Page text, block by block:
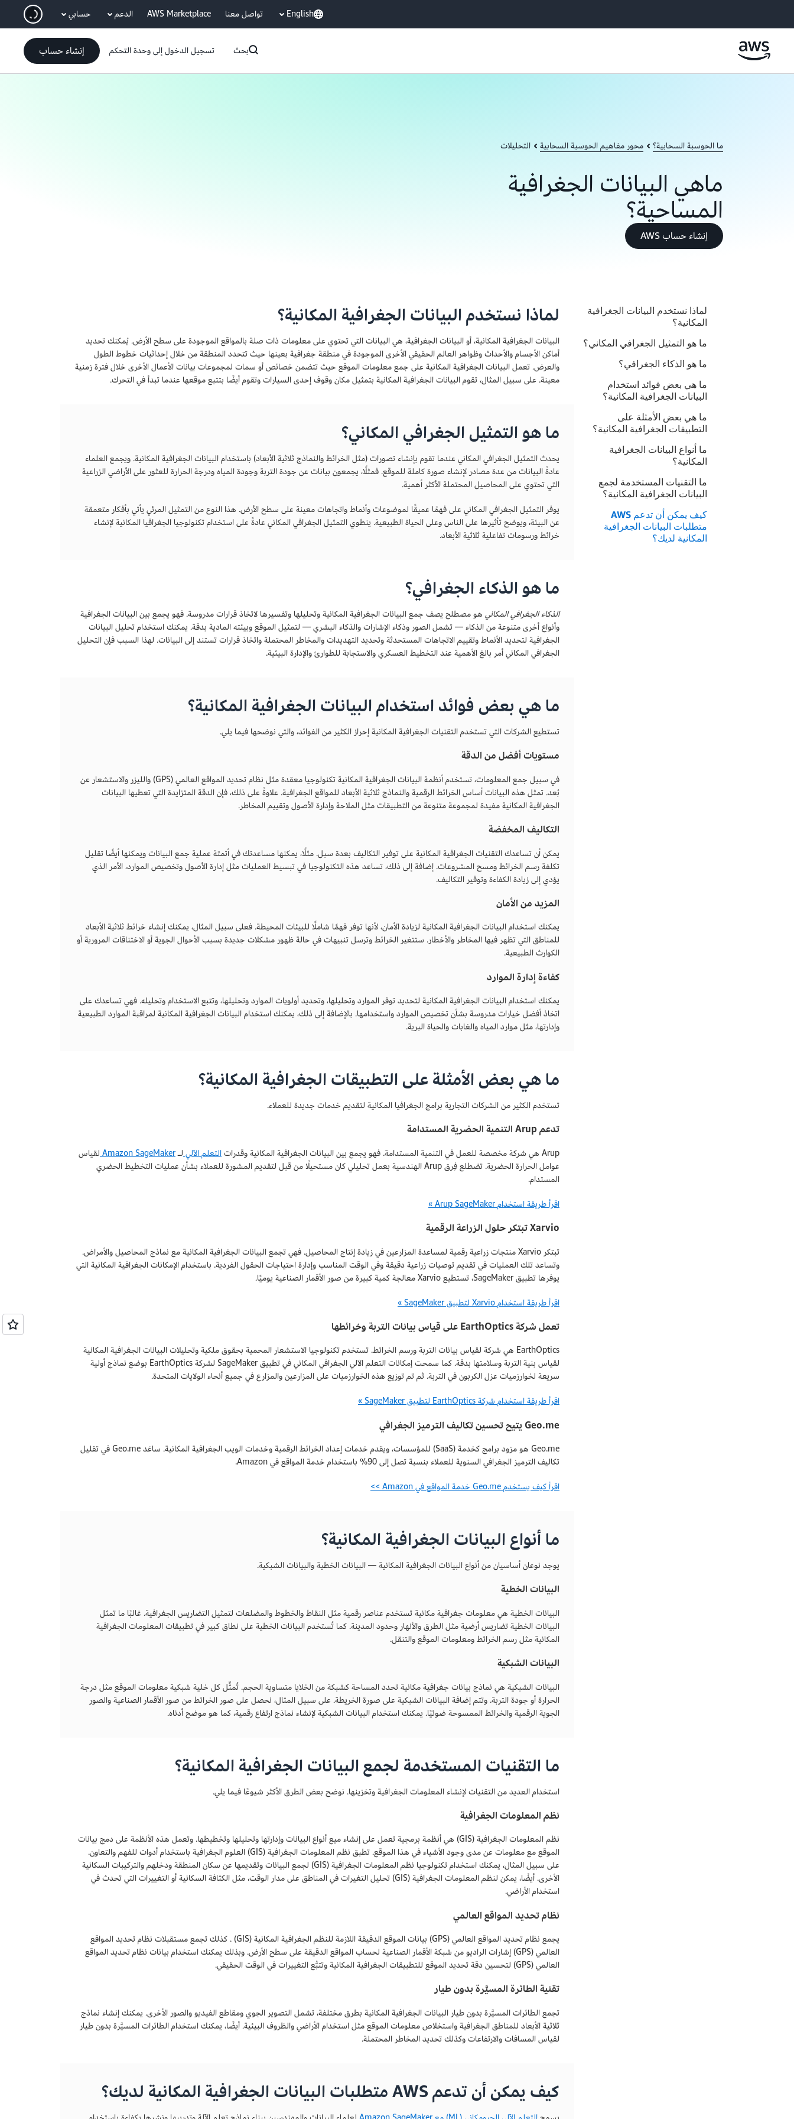
انتقل إلى المحتوى الرئيسي English تواصل معنا AWS Marketplace الدعم حسابي
بحث تسجيل الدخول إلى وحدة التحكم إنشاء حساب
ما الحوسبة السحابية؟ محور مفاهيم الحوسبة السحابية التحليلات
ماهي البيانات الجغرافية
المساحية؟
إنشاء حساب AWS
لماذا نستخدم البيانات الجغرافية
المكانية؟
ما هو التمثيل الجغرافي المكاني؟
ما هو الذكاء الجغرافي؟
ما هي بعض فوائد استخدام
البيانات الجغرافية المكانية؟
ما هي بعض الأمثلة على
التطبيقات الجغرافية المكانية؟
ما أنواع البيانات الجغرافية
المكانية؟
ما التقنيات المستخدمة لجمع
البيانات الجغرافية المكانية؟
كيف يمكن أن تدعم AWS
متطلبات البيانات الجغرافية
المكانية لديك؟
لماذا نستخدم البيانات الجغرافية المكانية؟
البيانات الجغرافية المكانية، أو البيانات الجغرافية، هي البيانات التي تحتوي على معلومات ذات صلة بالمواقع الموجودة على سطح الأرض. يُمكنك تحديد
أماكن الأجسام والأحداث وظواهر العالم الحقيقي الأخرى الموجودة في منطقة جغرافية بعينها حيث تتحدد المنطقة من خلال إحداثيات خطوط الطول
والعرض. تعمل البيانات الجغرافية المكانية على جمع معلومات الموقع حيث تتضمن خصائص أو سمات لمجموعات بيانات الأعمال الأخرى خلال فترة زمنية
معينة. على سبيل المثال، تقوم البيانات الجغرافية المكانية بتمثيل مكان وقوف إحدى السيارات وتقوم أيضًا بتتبع موقعها عندما تبدأ في التحرك.
ما هو التمثيل الجغرافي المكاني؟
يحدث التمثيل الجغرافي المكاني عندما تقوم بإنشاء تصورات (مثل الخرائط والنماذج ثلاثية الأبعاد) باستخدام البيانات الجغرافية المكانية. ويجمع العلماء
عادةً البيانات من عدة مصادر لإنشاء صورة كاملة للموقع. فمثلًا، يجمعون بيانات عن جودة التربة وجودة المياه ودرجة الحرارة للعثور على الأراضي الزراعية
التي تحتوي على المحاصيل المحتملة الأكثر أهمية.
يوفر التمثيل الجغرافي المكاني على فهمًا عميقًا لموضوعات وأنماط واتجاهات معينة على سطح الأرض. هذا النوع من التمثيل المرئي يأتي بأفكار متعمقة
عن البيئة، ويوضح تأثيرها على الناس وعلى الحياة الطبيعية. ينطوي التمثيل الجغرافي المكاني عادةً على استخدام تكنولوجيا الجغرافيا المكانية لإنشاء
خرائط ورسومات تفاعلية ثلاثية الأبعاد.
ما هو الذكاء الجغرافي؟
الذكاء الجغرافي المكاني هو مصطلح يصف جمع البيانات الجغرافية المكانية وتحليلها وتفسيرها لاتخاذ قرارات مدروسة. فهو يجمع بين البيانات الجغرافية
وأنواع أخرى متنوعة من الذكاء — تشمل الصور وذكاء الإشارات والذكاء البشري — لتمثيل الموقع وبيئته المادية بدقة. يمكنك استخدام تحليل البيانات
الجغرافية لتحديد الأنماط وتقييم الاتجاهات المستحدثة وتحديد التهديدات والمخاطر المحتملة واتخاذ قرارات تستند إلى البيانات. لهذا السبب فإن التحليل
الجغرافي المكاني أمر بالغ الأهمية عند التخطيط العسكري والاستجابة للطوارئ والإدارة البيئية.
ما هي بعض فوائد استخدام البيانات الجغرافية المكانية؟
تستطيع الشركات التي تستخدم التقنيات الجغرافية المكانية إحراز الكثير من الفوائد، والتي نوضحها فيما يلي.
مستويات أفضل من الدقة
في سبيل جمع المعلومات، تستخدم أنظمة البيانات الجغرافية المكانية تكنولوجيا معقدة مثل نظام تحديد المواقع العالمي (GPS) والليزر والاستشعار عن
بُعد. تمثل هذه البيانات أساس الخرائط الرقمية والنماذج ثلاثية الأبعاد للمواقع الجغرافية. علاوةً على ذلك، فإن الدقة المتزايدة التي تعطيها البيانات
الجغرافية المكانية مفيدة لمجموعة متنوعة من التطبيقات مثل الملاحة وإدارة الأصول وتقييم المخاطر.
التكاليف المخفضة
يمكن أن تساعدك التقنيات الجغرافية المكانية على توفير التكاليف بعدة سبل. مثلًا، يمكنها مساعدتك في أتمتة عملية جمع البيانات ويمكنها أيضًا تقليل
تكلفة رسم الخرائط ومسح المشروعات. إضافة إلى ذلك، تساعد هذه التكنولوجيا في تبسيط العمليات مثل إدارة الأصول وتخصيص الموارد، الأمر الذي
يؤدي إلى زيادة الكفاءة وتوفير التكاليف.
المزيد من الأمان
يمكنك استخدام البيانات الجغرافية المكانية لزيادة الأمان، لأنها توفر فهمًا شاملًا للبيئات المحيطة. فعلى سبيل المثال، يمكنك إنشاء خرائط ثلاثية الأبعاد
للمناطق التي تظهر فيها المخاطر والأخطار. ستتغير الخرائط وترسل تنبيهات في حالة ظهور مشكلات جديدة بسبب الأحوال الجوية أو الاختناقات المرورية أو
الكوارث الطبيعية.
كفاءة إدارة الموارد
يمكنك استخدام البيانات الجغرافية المكانية لتحديد توفر الموارد وتحليلها، وتحديد أولويات الموارد وتحليلها، وتتبع الاستخدام وتحليله. فهي تساعدك على
اتخاذ أفضل خيارات مدروسة بشأن تخصيص الموارد واستخدامها. بالإضافة إلى ذلك، يمكنك استخدام البيانات الجغرافية المكانية لمراقبة الموارد الطبيعية
وإدارتها، مثل موارد المياه والغابات والحياة البرية.
ما هي بعض الأمثلة على التطبيقات الجغرافية المكانية؟
تستخدم الكثير من الشركات التجارية برامج الجغرافيا المكانية لتقديم خدمات جديدة للعملاء.
تدعم Arup التنمية الحضرية المستدامة
Arup هي شركة مخصصة للعمل في التنمية المستدامة. فهو يجمع بين البيانات الجغرافية المكانية وقدرات التعلم الآلي لـAmazon SageMaker لقياس
عوامل الحرارة الحضرية. تضطلع فِرق Arup الهندسية بعمل تحليلي كان مستحيلًا من قبل لتقديم المشورة للعملاء بشأن عمليات التخطيط الحضري
المستدام.
اقرأ طريقة استخدام Arup SageMaker »
Xarvio تبتكر حلول الزراعة الرقمية
تبتكر Xarvio منتجات زراعية رقمية لمساعدة المزارعين في زيادة إنتاج المحاصيل. فهي تجمع البيانات الجغرافية المكانية مع نماذج المحاصيل والأمراض.
وتساعد تلك العمليات في تقديم توصيات زراعية دقيقة وفي الوقت المناسب وإدارة احتياجات الحقول الفردية. باستخدام الإمكانات الجغرافية المكانية التي
يوفرها تطبيق SageMaker، تستطيع Xarvio معالجة كمية كبيرة من صور الأقمار الصناعية يوميًا.
اقرأ طريقة استخدام Xarvio لتطبيق SageMaker »
تعمل شركة EarthOptics على قياس بيانات التربة وخرائطها
EarthOptics هي شركة لقياس بيانات التربة ورسم الخرائط. تستخدم تكنولوجيا الاستشعار المحمية بحقوق ملكية وتحليلات البيانات الجغرافية المكانية
لقياس بنية التربة وسلامتها بدقة. كما سمحت إمكانات التعلم الآلي الجغرافي المكاني في تطبيق SageMaker لشركة EarthOptics بوضع نماذج أولية
سريعة لخوارزميات عزل الكربون في التربة. ثم تم توزيع هذه الخوارزميات على المزارعين والمزارع في جميع أنحاء الولايات المتحدة.
اقرأ طريقة استخدام شركة EarthOptics لتطبيق SageMaker »
Geo.me يتيح تحسين تكاليف الترميز الجغرافي
Geo.me هو مزود برامج كخدمة (SaaS) للمؤسسات، ويقدم خدمات إعداد الخرائط الرقمية وخدمات الويب الجغرافية المكانية. ساعَد Geo.me في تقليل
تكاليف الترميز الجغرافي السنوية للعملاء بنسبة تصل إلى 90% باستخدام خدمة المواقع في Amazon.
اقرأ كيف يستخدم Geo.me خدمة المواقع في Amazon >>
ما أنواع البيانات الجغرافية المكانية؟
يوجد نوعان أساسيان من أنواع البيانات الجغرافية المكانية — البيانات الخطية والبيانات الشبكية.
البيانات الخطية
البيانات الخطية هي معلومات جغرافية مكانية تستخدم عناصر رقمية مثل النقاط والخطوط والمضلعات لتمثيل التضاريس الجغرافية. غالبًا ما تمثل
البيانات الخطية تضاريس أرضية مثل الطرق والأنهار وحدود المدينة. كما تُستخدم البيانات الخطية على نطاق كبير في تطبيقات المعلومات الجغرافية
المكانية مثل رسم الخرائط ومعلومات الموقع والتنقل.
البيانات الشبكية
البيانات الشبكية هي نماذج بيانات جغرافية مكانية تحدد المساحة كشبكة من الخلايا متساوية الحجم. تُمثِّل كل خلية شبكية معلومات الموقع مثل درجة
الحرارة أو جودة التربة. وتتم إضافة البيانات الشبكية على صورة الخريطة. على سبيل المثال، نحصل على صور الخرائط من صور الأقمار الصناعية والصور
الجوية الرقمية والخرائط الممسوحة ضوئيًا. يمكنك استخدام البيانات الشبكية لإنشاء نماذج ارتفاع رقمية، كما هو موضح أدناه.
ما التقنيات المستخدمة لجمع البيانات الجغرافية المكانية؟
استخدام العديد من التقنيات لإنشاء المعلومات الجغرافية وتخزينها. نوضح بعض الطرق الأكثر شيوعًا فيما يلي.
نظم المعلومات الجغرافية
نظم المعلومات الجغرافية (GIS) هي أنظمة برمجية تعمل على إنشاء ميع أنواع البيانات وإدارتها وتحليلها وتخطيطها. وتعمل هذه الأنظمة على دمج بيانات
الموقع مع معلومات عن مدى وجود الأشياء في هذا الموقع. تطبق نظم المعلومات الجغرافية (GIS) العلوم الجغرافية باستخدام أدوات للفهم والتعاون.
على سبيل المثال، يمكنك استخدام تكنولوجيا نظم المعلومات الجغرافية (GIS) لجمع البيانات وتقديمها عن سكان المنطقة ودخلهم والتركيبات السكانية
الأخرى. أيضًا، يمكن لنظم المعلومات الجغرافية (GIS) تحليل التغيرات في المناطق على مدار الوقت، مثل الكثافة السكانية أو التغييرات التي تحدث في
استخدام الأراضي.
نظام تحديد المواقع العالمي
يجمع نظام تحديد المواقع العالمي (GPS) بيانات الموقع الدقيقة اللازمة للنظم الجغرافية المكانية (GIS) . كذلك تجمع مستقبلات نظام تحديد المواقع
العالمي (GPS) إشارات الراديو من شبكة الأقمار الصناعية لحساب المواقع الدقيقة على سطح الأرض. وبذلك يمكنك استخدام بيانات نظام تحديد المواقع
العالمي (GPS) لتحسين دقة تحديد الموقع للتطبيقات الجغرافية المكانية وتتبُّع التغييرات في الوقت الحقيقي.
تقنية الطائرة المسيَّرة بدون طيار
تجمع الطائرات المسيَّرة بدون طيار البيانات الجغرافية المكانية بطرق مختلفة، تشمل التصوير الجوي ومقاطع الفيديو والصور الأخرى. يمكنك إنشاء نماذج
ثلاثية الأبعاد للمناطق الجغرافية واستخلاص معلومات الموقع مثل استخدام الأراضي والظروف البيئية. أيضًا، يمكنك استخدام الطائرات المسيَّرة بدون طيار
لقياس المسافات والارتفاعات وكذلك تحديد المخاطر المحتملة.
كيف يمكن أن تدعم AWS متطلبات البيانات الجغرافية المكانية لديك؟